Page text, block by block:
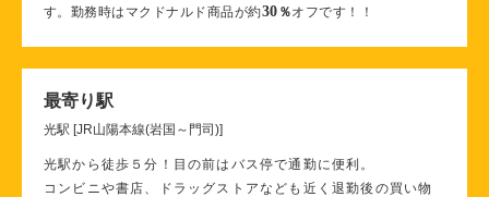
す。勤務時はマクドナルド商品が約30 ％オフです！！
最寄り駅
光駅 [JR山陽本線(岩国～門司)]
光駅から徒歩５分！目の前はバス停で通勤に便利。
コンビニや書店、ドラッグストアなども近く退勤後の買い物